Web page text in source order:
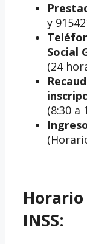
y
Social
(24
(8:30 a
INSS: